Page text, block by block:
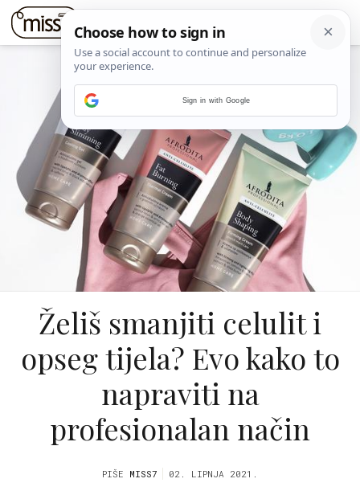
Želiš smanjiti celulit i
opseg tijela? Evo kako to
napraviti na
profesionalan način
PIŠE MISS7 02. LIPNJA 2021.
Sign in with Google